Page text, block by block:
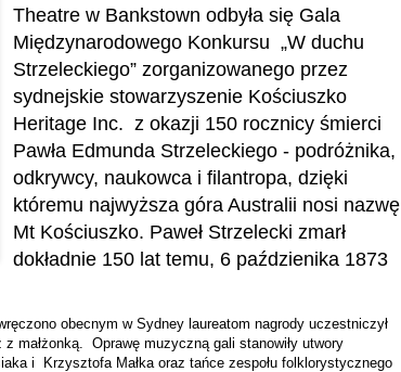
Theatre w Bankstown odbyła się Gala
Międzynarodowego Konkursu „W duchu
Strzeleckiego” zorganizowanego przez
sydnejskie stowarzyszenie Kościuszko
Heritage Inc. z okazji 150 rocznicy śmierci
Pawła Edmunda Strzeleckiego - podróżnika,
odkrywcy, naukowca i filantropa, dzięki
któremu najwyższa góra Australii nosi nazwę
Mt Kościuszko. Paweł Strzelecki zmarł
dokładnie 150 lat temu, 6 paździenika 1873
obecnym w Sydney laureatom nagrody uczestniczył
małżonką.
Oprawę muzyczną gali stanowiły utwory
i
Krzysztofa Małka oraz tańce zespołu folklorystycznego